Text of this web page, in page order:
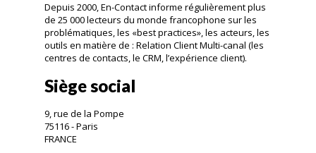
Depuis 2000, En-Contact informe régulièrement plus
de 25 000 lecteurs du monde francophone sur les
problématiques, les «best practices», les acteurs, les
outils en matière de : Relation Client Multi-canal (les
centres de contacts, le CRM, l’expérience client).
Siège social
9, rue de la Pompe
75116 - Paris
FRANCE